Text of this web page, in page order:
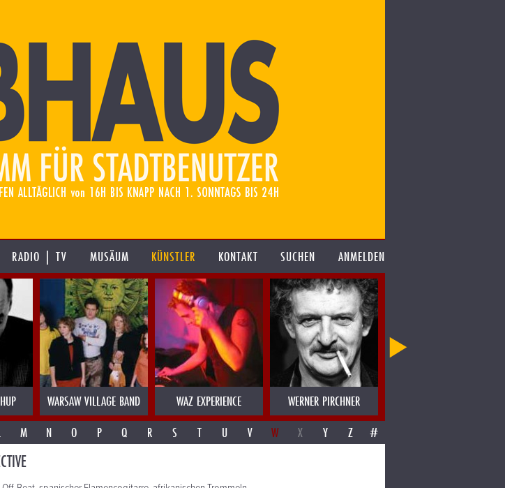
RADIO | TV MUSÄUM KÜNSTLER KONTAKT SUCHEN ANMELDEN
WARSAW VILLAGE BAND WAZ EXPERIENCE WERNER PIRCHNER
M N O P Q R S T U V W X Y Z #